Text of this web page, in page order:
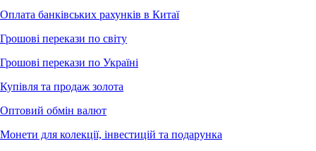
Оплата банківських рахунків в Китаї
Грошові перекази по світу
Грошові перекази по Україні
Купівля та продаж золота
Оптовий обмін валют
Монети для колекції, інвестицій та подарунка